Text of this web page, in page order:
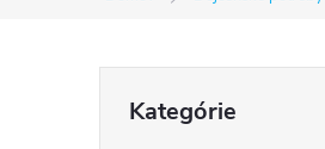
kategórie
Kategórie